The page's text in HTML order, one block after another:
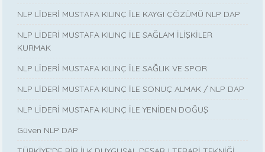
NLP LİDERİ MUSTAFA KILINÇ İLE KAYGI ÇÖZÜMÜ NLP DAP
NLP LİDERİ MUSTAFA KILINÇ İLE SAĞLAM İLİŞKİLER
KURMAK
NLP LİDERİ MUSTAFA KILINÇ İLE SAĞLIK VE SPOR
NLP LİDERİ MUSTAFA KILINÇ İLE SONUÇ ALMAK / NLP DAP
NLP LİDERİ MUSTAFA KILINÇ İLE YENİDEN DOĞUŞ
Güven NLP DAP